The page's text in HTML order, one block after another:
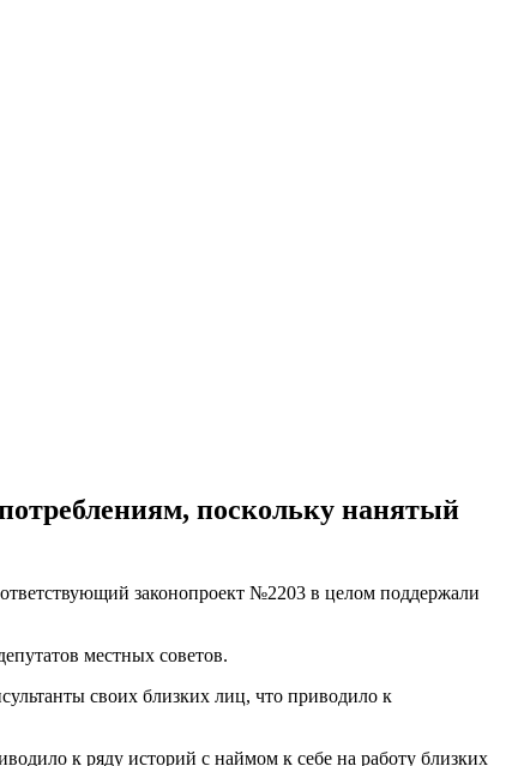
поскольку нанятый
законопроект №2203 в целом поддержали
местных советов.
своих близких лиц, что приводило к
к ряду историй с наймом к себе на работу близких